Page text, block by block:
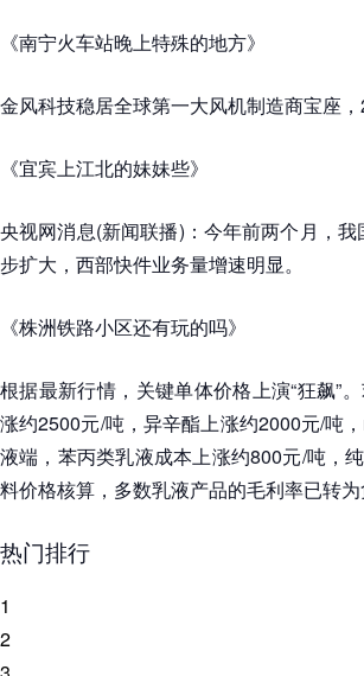
《南宁火车站晚上特殊的地方》
金风科技稳居全球第一大风机制造商宝座
《宜宾上江北的妹妹些》
央视网消息(新闻联播)：今年前两个月，
步扩大，西部快件业务量增速明显。
《株洲铁路小区还有玩的吗》
根据最新行情，关键单体价格上演“狂飙”
涨约2500元/吨，异辛酯上涨约2000元/吨
液端，苯丙类乳液成本上涨约800元/吨，
料价格核算，多数乳液产品的毛利率已转为
热门排行
1
2